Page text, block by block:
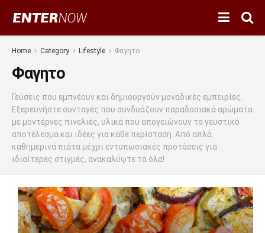
Home Category Lifestyle Φαγητο
Φαγητο
Γεύσεις που εμπνέουν και δημιουργούν μοναδικές εμπειρίες.
Εξερευνήστε συνταγές που συνδυάζουν παραδοσιακά αρώματα
με μοντέρνες πινελιές, υλικά που απογειώνουν το γευστικό
αποτέλεσμα και ιδέες για κάθε περίσταση. Από απλά
καθημερινά πιάτα μέχρι εντυπωσιακές προτάσεις για
ιδιαίτερες στιγμές, ανακαλύψτε τα όλα!